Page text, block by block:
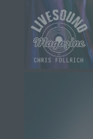
Nutzern die
erleichtern.
Cookies
jedem
des
wird. Ein
merkt sich